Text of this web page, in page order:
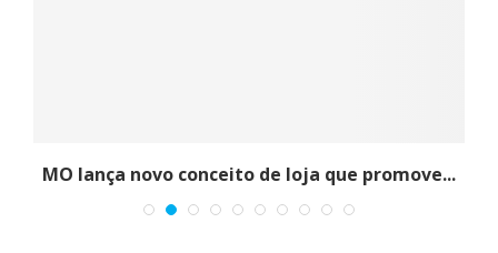
MO lança novo conceito de loja que promove...